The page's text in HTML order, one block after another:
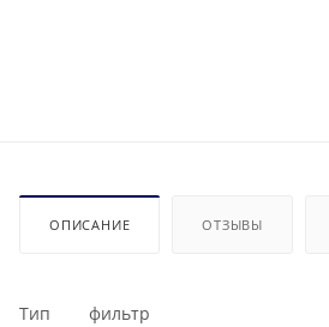
ОПИСАНИЕ ОТЗЫВЫ
Тип фильтр